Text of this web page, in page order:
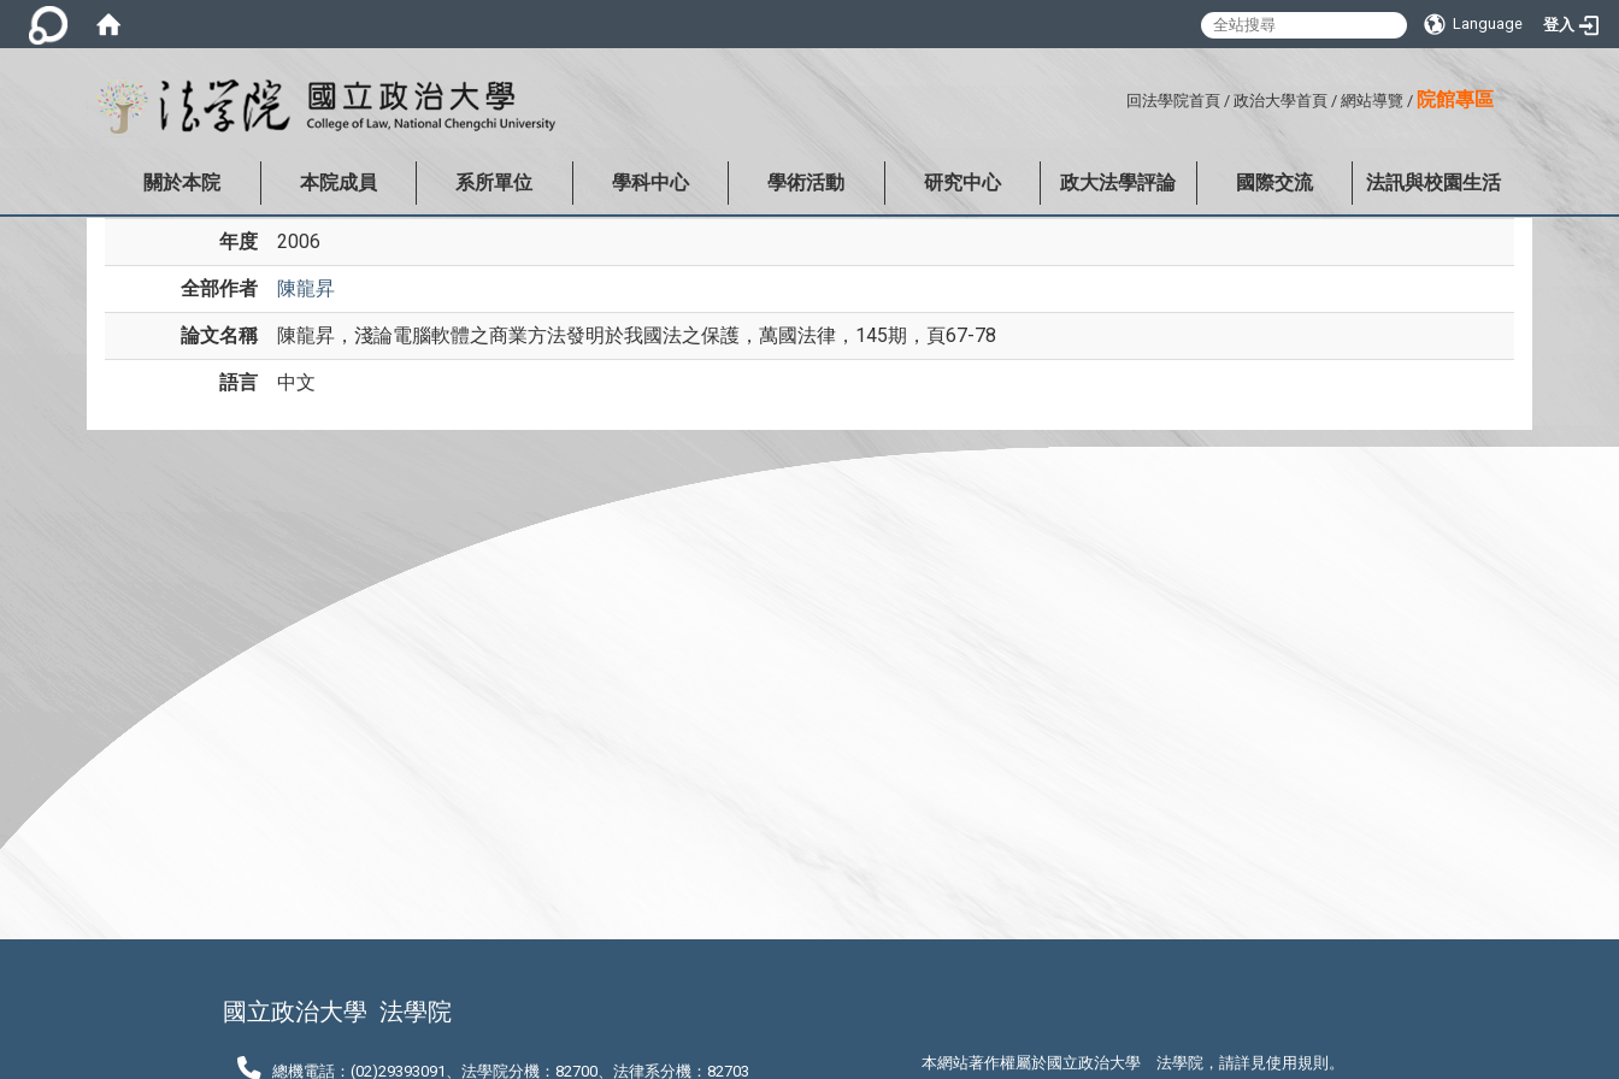
Language 登入
回法學院首頁 / 政治大學首頁 / 網站導覽 / 院館專區
關於本院 本院成員 系所單位 學科中心 學術活動 研究中心 政大法學評論 國際交流 法訊與校園生活
年度 2006
全部作者 陳龍昇
論文名稱 陳龍昇，淺論電腦軟體之商業方法發明於我國法之保護，萬國法律，145期，頁67-78
語言 中文
國立政治大學 法學院
總機電話：(02)29393091、法學院分機：82700、法律系分機：82703 本網站著作權屬於國立政治大學 法學院，請詳見使用規則 。